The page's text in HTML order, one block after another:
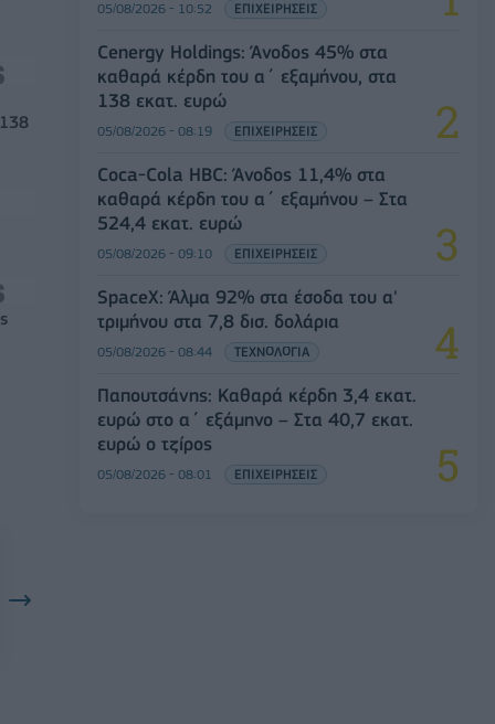
05/08/2026 - 10:52 ΕΠΙΧΕΙΡΗΣΕΙΣ
Cenergy Holdings: Άνοδος 45% στα
καθαρά κέρδη του α΄ εξαμήνου, στα
138 εκατ. ευρώ
05/08/2026 - 08:19 ΕΠΙΧΕΙΡΗΣΕΙΣ
Coca-Cola HBC: Άνοδος 11,4% στα
καθαρά κέρδη του α΄ εξαμήνου – Στα
524,4 εκατ. ευρώ
05/08/2026 - 09:10 ΕΠΙΧΕΙΡΗΣΕΙΣ
SpaceX: Άλμα 92% στα έσοδα του α'
τριμήνου στα 7,8 δισ. δολάρια
05/08/2026 - 08:44 ΤΕΧΝΟΛΟΓΙΑ
Παπουτσάνης: Καθαρά κέρδη 3,4 εκατ.
ευρώ στο α΄ εξάμηνο – Στα 40,7 εκατ.
ευρώ ο τζίρος
05/08/2026 - 08:01 ΕΠΙΧΕΙΡΗΣΕΙΣ